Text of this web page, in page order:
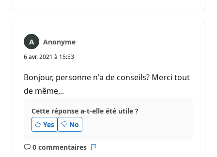
Anonyme
6 avr. 2021 à 15:53
Bonjour, personne n'a de conseils? Merci tout
de même...
Cette réponse a-t-elle été utile ?
Yes
No
0 commentaires
Aucun